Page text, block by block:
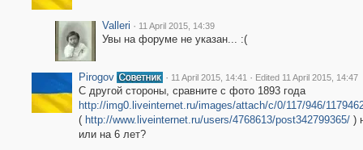
Valleri · 11 April 2015, 14:39
Увы на форуме не указан... :(
Pirogov · 11 April 2015, 14:41 · Edited 11 April 2015, 14:47
С другой стороны, сравните с фото 1893 года
http://img0.liveinternet.ru/images/attach/c/0/117/946/
( http://www.liveinternet.ru/users/4768613/post342799365/)
или на 6 лет?